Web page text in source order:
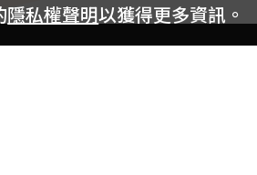
隱私權聲明以獲得更多資訊。